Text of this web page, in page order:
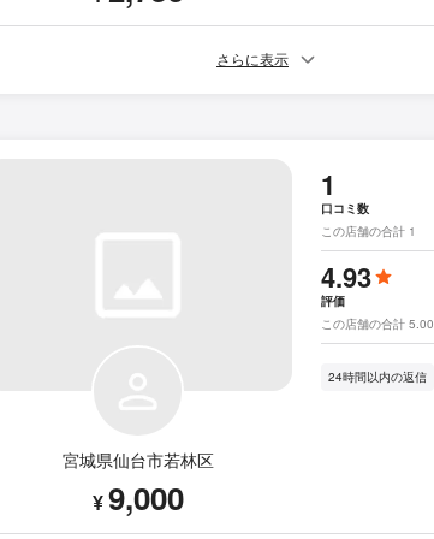
さらに表示
宮城県仙台市若林区
¥9,000
1
口コミ数
この店舗の合計 1
4.93
評価
この店舗の合計 5.00
24時間以内の返信